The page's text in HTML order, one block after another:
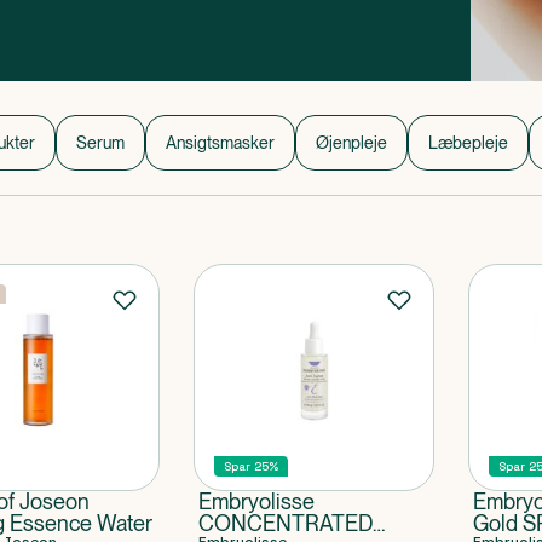
Serum Ansigtsmasker Øjenpleje Læbepleje
Joseon
Essence Water
Spar 25%
Embryolisse
CONCENTRATED
Spar
Gold